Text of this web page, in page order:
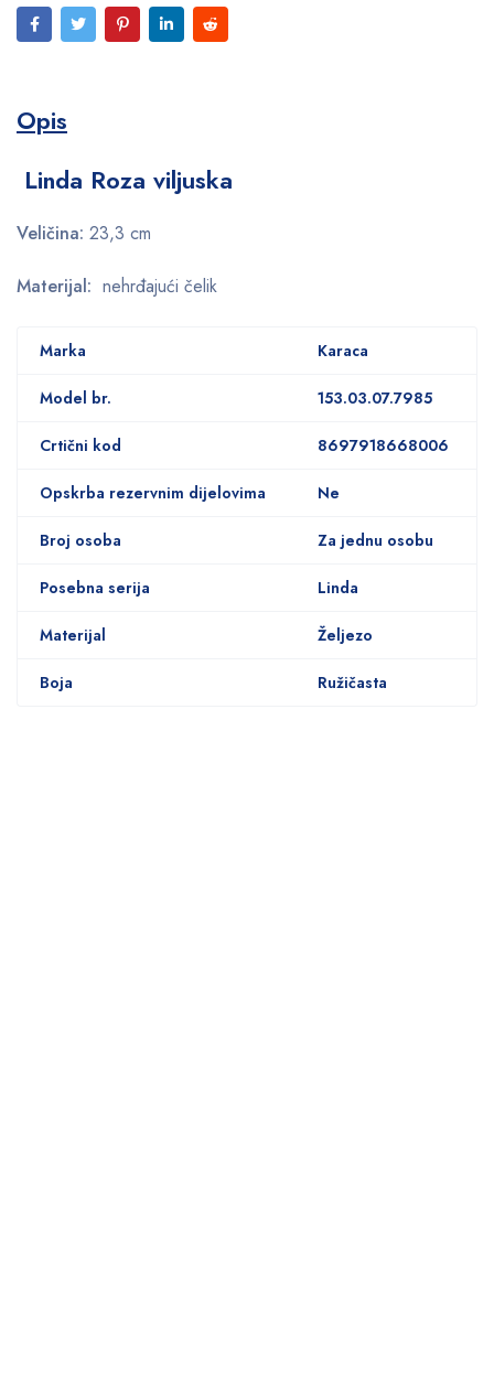
Opis
Linda Roza viljuska
Veličina: 23,3 cm
Materijal: nehrđajući čelik
Marka Karaca
Model br. 153.03.07.7985
Crtični kod 8697918668006
Opskrba rezervnim dijelovima Ne
Broj osoba Za jednu osobu
Posebna serija Linda
Materijal Željezo
Boja Ružičasta